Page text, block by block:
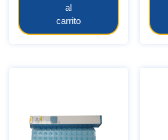
al
carrito